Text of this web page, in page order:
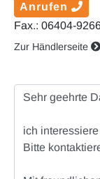
Anrufen
Fax.: 06404-
Zur Händlerseite